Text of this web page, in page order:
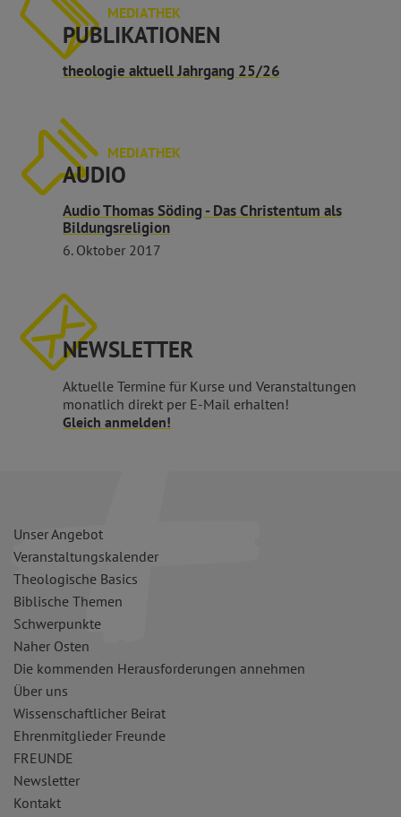
MEDIATHEK
PUBLIKATIONEN
theologie aktuell Jahrgang 25/26
MEDIATHEK
AUDIO
Audio Thomas Söding - Das Christentum als
Bildungsreligion
6. Oktober 2017
NEWSLETTER
Aktuelle Termine für Kurse und Veranstaltungen
monatlich direkt per E-Mail erhalten!
Gleich anmelden!
Unser Angebot
Veranstaltungskalender
Theologische Basics
Biblische Themen
Schwerpunkte
Naher Osten
Die kommenden Herausforderungen annehmen
Über uns
Wissenschaftlicher Beirat
Ehrenmitglieder Freunde
FREUNDE
Newsletter
Kontakt